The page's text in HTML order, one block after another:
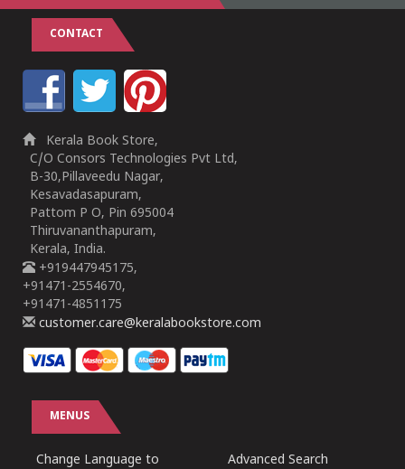
CONTACT
Kerala Book Store,
C/O Consors Technologies Pvt Ltd,
B-30,Pillaveedu Nagar,
Kesavadasapuram,
Pattom P O, Pin 695004
Thiruvananthapuram,
Kerala, India.
+919447945175,
+91471-2554670,
+91471-4851175
customer.care@keralabookstore.com
MENUS
Change Language to
Advanced Search